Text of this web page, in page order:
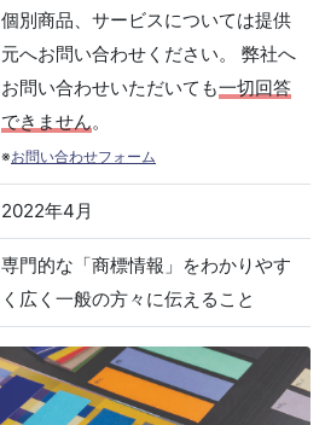
個別商品、サービスについては提供
元へお問い合わせください。 弊社へ
お問い合わせいただいても一切回答
できません。
※お問い合わせフォーム
2022年4月
専門的な「商標情報」をわかりやす
く広く一般の方々に伝えること